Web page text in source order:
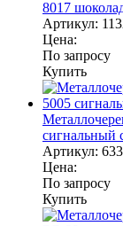
8017
Артикул:
Цена:
По запросу
Купить
сигнальный
Артикул:
Цена:
По запросу
Купить